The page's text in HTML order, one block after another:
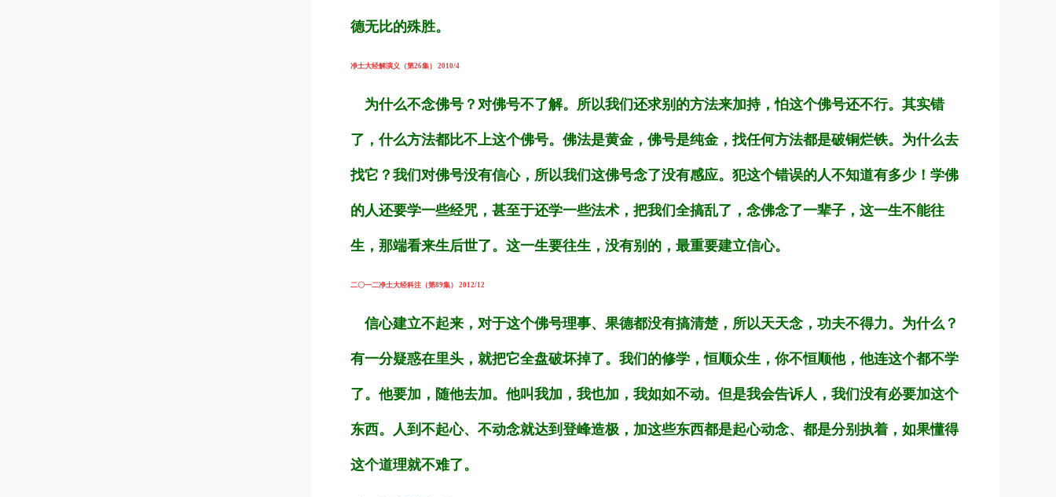
德无比的殊胜。
净土大经解演义（第26集） 2010/4
为什么不念佛号？对佛号不了解。所以我们还求别的方法来加持，怕这个佛号还不行。其实错
了，什么方法都比不上这个佛号。佛法是黄金，佛号是纯金，找任何方法都是破铜烂铁。为什么去
找它？我们对佛号没有信心，所以我们这佛号念了没有感应。犯这个错误的人不知道有多少！学佛
的人还要学一些经咒，甚至于还学一些法术，把我们全搞乱了，念佛念了一辈子，这一生不能往
生，那端看来生后世了。这一生要往生，没有别的，最重要建立信心。
二〇一二净土大经科注（第89集） 2012/12
信心建立不起来，对于这个佛号理事、果德都没有搞清楚，所以天天念，功夫不得力。为什么？
有一分疑惑在里头，就把它全盘破坏掉了。我们的修学，恒顺众生，你不恒顺他，他连这个都不学
了。他要加，随他去加。他叫我加，我也加，我如如不动。但是我会告诉人，我们没有必要加这个
东西。人到不起心、不动念就达到登峰造极，加这些东西都是起心动念、都是分别执着，如果懂得
这个道理就不难了。